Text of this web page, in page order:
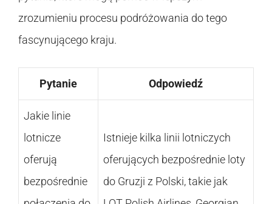
zrozumieniu procesu podróżowania do tego
fascynującego kraju.
Pytanie Odpowiedź
Jakie linie
lotnicze
oferują
bezpośrednie
Istnieje kilka linii lotniczych
oferujących bezpośrednie loty
do Gruzji z Polski, takie jak